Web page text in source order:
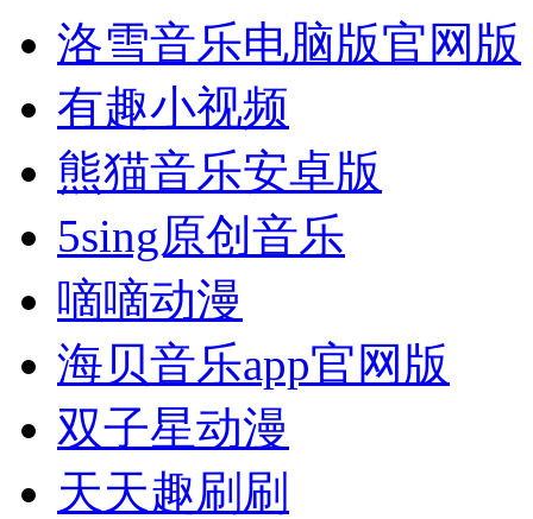
洛雪音乐电脑版官网版
有趣小视频
熊猫音乐安卓版
5sing原创音乐
嘀嘀动漫
海贝音乐app官网版
双子星动漫
天天趣刷刷